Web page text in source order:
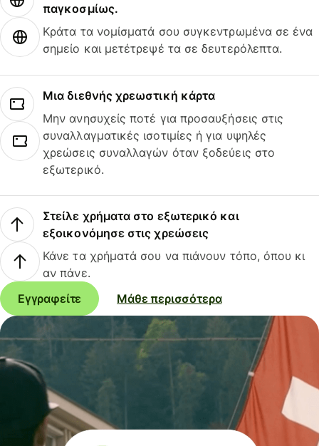
παγκοσμίως.
Κράτα τα νομίσματά σου συγκεντρωμένα σε ένα
σημείο και μετέτρεψέ τα σε δευτερόλεπτα.
Μια διεθνής χρεωστική κάρτα
Μην ανησυχείς ποτέ για προσαυξήσεις στις
συναλλαγματικές ισοτιμίες ή για υψηλές
χρεώσεις συναλλαγών όταν ξοδεύεις στο
εξωτερικό.
Στείλε χρήματα στο εξωτερικό και
εξοικονόμησε στις χρεώσεις
Κάνε τα χρήματά σου να πιάνουν τόπο, όπου κι
αν πάνε.
Εγγραφείτε
Μάθε περισσότερα